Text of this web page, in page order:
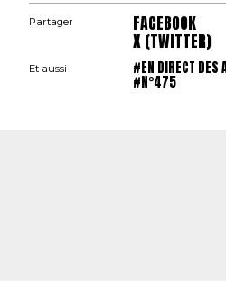
Partager FACEBOOK
X (TWITTER)
Et aussi #EN DIRECT DES
#N°475